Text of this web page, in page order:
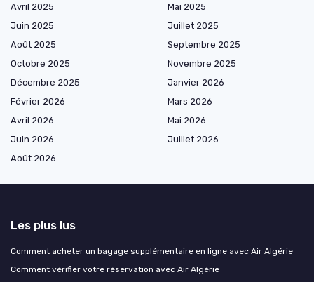
Avril 2025
Mai 2025
Juin 2025
Juillet 2025
Août 2025
Septembre 2025
Octobre 2025
Novembre 2025
Décembre 2025
Janvier 2026
Février 2026
Mars 2026
Avril 2026
Mai 2026
Juin 2026
Juillet 2026
Août 2026
Les plus lus
Comment acheter un bagage supplémentaire en ligne avec Air Algérie
Comment vérifier votre réservation avec Air Algérie